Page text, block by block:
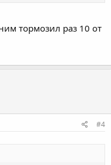
тормозил раз 10 от
#4